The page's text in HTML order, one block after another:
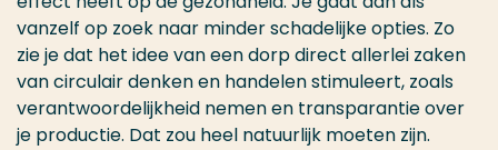
vanzelf op zoek naar minder schadelijke opties. Zo
zie je dat het idee van een dorp direct allerlei zaken
van circulair denken en handelen stimuleert, zoals
verantwoordelijkheid nemen en transparantie over
je productie. Dat zou heel natuurlijk moeten zijn.